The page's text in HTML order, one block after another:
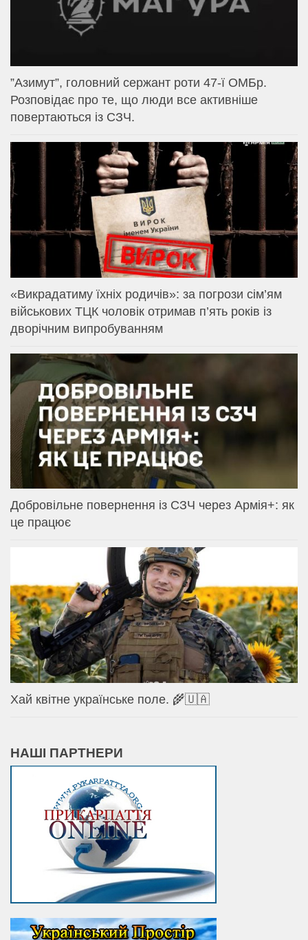
⁨”Азимут”, головний сержант роти 47-ї ОМБр.
Розповідає про те, що люди все активніше
повертаються із СЗЧ.
«Викрадатиму їхніх родичів»: за погрози сім’ям
військових ТЦК чоловік отримав п’ять років із
дворічним випробуванням
Добровільне повернення із СЗЧ через Армія+: як
це працює
Хай квітне українське поле. 🌾🇺🇦
НАШІ ПАРТНЕРИ